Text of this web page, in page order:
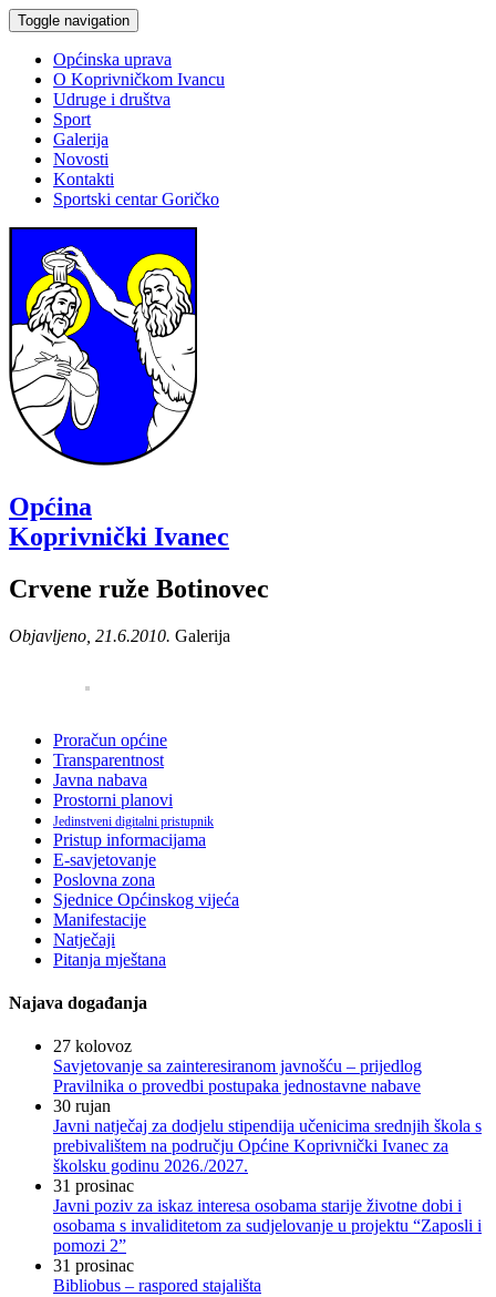
Toggle navigation
Općinska uprava
O Koprivničkom Ivancu
Udruge i društva
Sport
Galerija
Novosti
Kontakti
Sportski centar Goričko
Općina
Koprivnički Ivanec
Crvene ruže Botinovec
Objavljeno, 21.6.2010. Galerija
Proračun općine
Transparentnost
Javna nabava
Prostorni planovi
Jedinstveni digitalni pristupnik
Pristup informacijama
E-savjetovanje
Poslovna zona
Sjednice Općinskog vijeća
Manifestacije
Natječaji
Pitanja mještana
Najava događanja
27 kolovoz
Savjetovanje sa zainteresiranom javnošću – prijedlog
Pravilnika o provedbi postupaka jednostavne nabave
30 rujan
Javni natječaj za dodjelu stipendija učenicima srednjih škola s
prebivalištem na području Općine Koprivnički Ivanec za
školsku godinu 2026./2027.
31 prosinac
Javni poziv za iskaz interesa osobama starije životne dobi i
osobama s invaliditetom za sudjelovanje u projektu “Zaposli i
pomozi 2”
31 prosinac
Bibliobus – raspored stajališta